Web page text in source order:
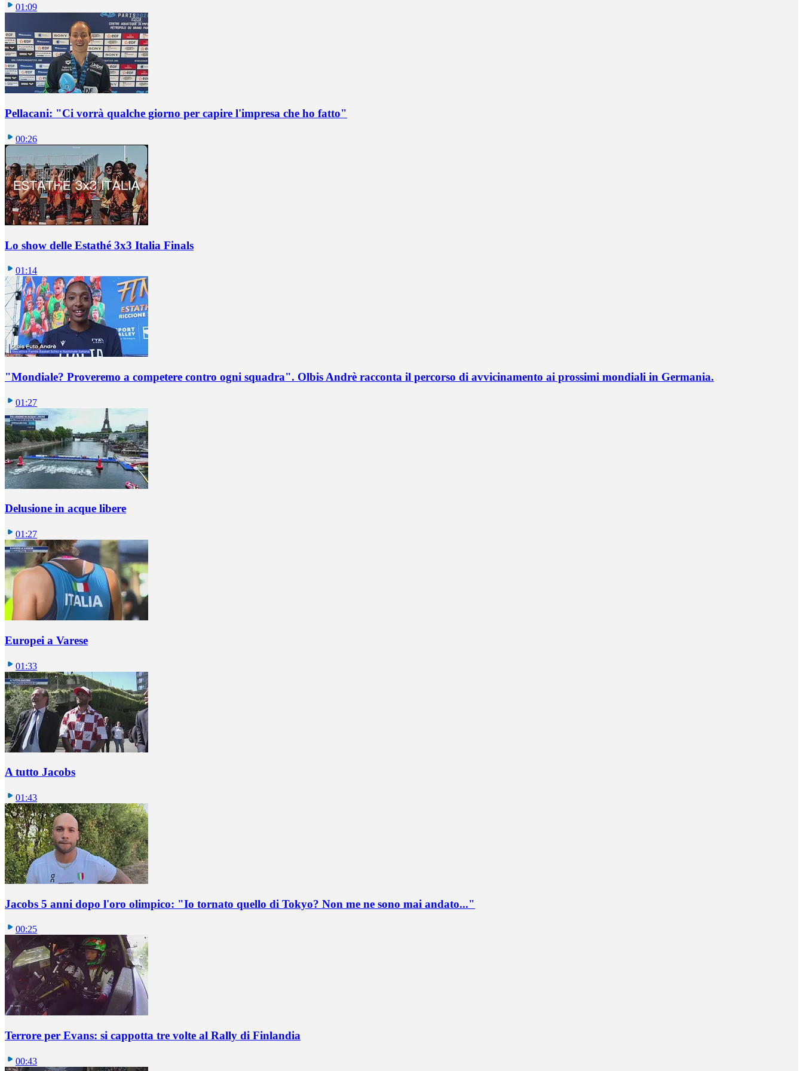
01:09
Pellacani: "Ci vorrà qualche giorno per capire l'impresa che ho fatto"
00:26
Lo show delle Estathé 3x3 Italia Finals
01:14
"Mondiale? Proveremo a competere contro ogni squadra". Olbis Andrè racconta il percorso di avvicinamento ai prossimi mondiali in Germania.
01:27
Delusione in acque libere
01:27
Europei a Varese
01:33
A tutto Jacobs
01:43
Jacobs 5 anni dopo l'oro olimpico: "Io tornato quello di Tokyo? Non me ne sono mai andato..."
00:25
Terrore per Evans: si cappotta tre volte al Rally di Finlandia
00:43